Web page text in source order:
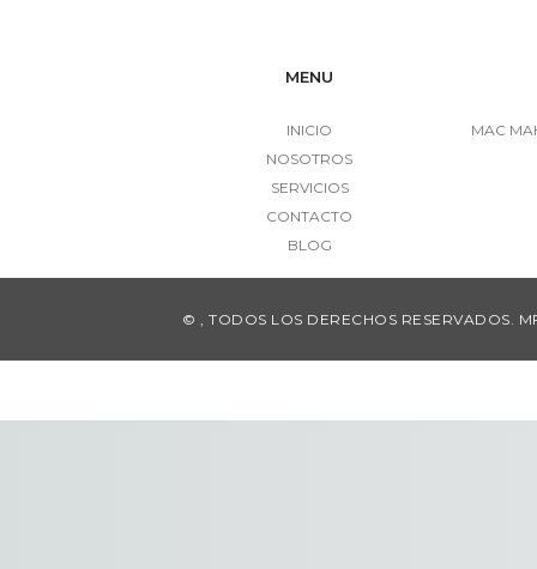
MENU
INICIO
NOSOTROS
SERVICIOS
CONTACTO
BLOG
MAC
© , TODOS LOS DERECHOS RESERVADOS.